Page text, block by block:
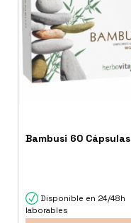
Bambusi 60 Cápsulas
Disponible en 24/48h
laborables